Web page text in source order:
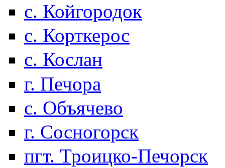
с. Койгородок
с. Корткерос
с. Кослан
г. Печора
с. Объячево
г. Сосногорск
пгт. Троицко-Печорск